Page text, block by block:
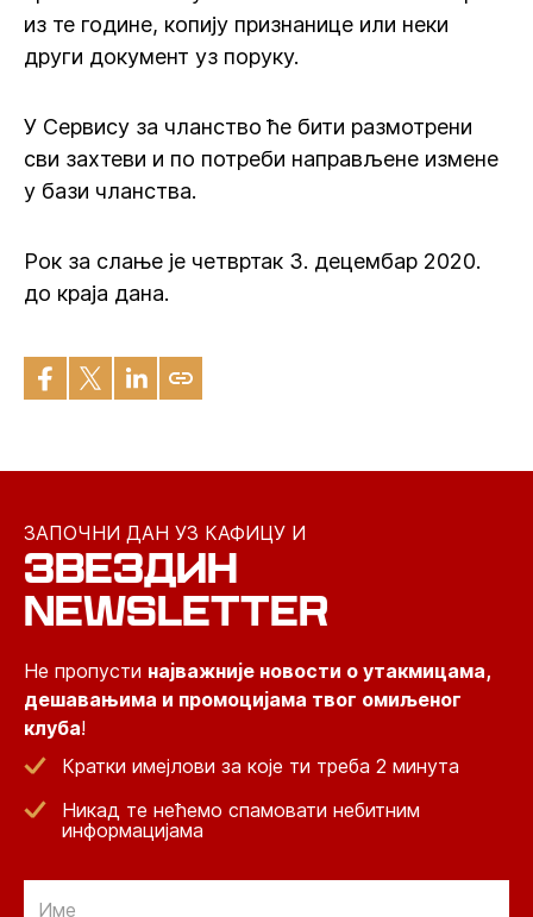
из те године, копију признанице или неки
други документ уз поруку.
У Сервису за чланство ће бити размотрени
сви захтеви и по потреби направљене измене
у бази чланства.
Рок за слање је четвртак 3. децембар 2020.
до краја дана.
ЗАПОЧНИ ДАН УЗ КАФИЦУ И
ЗВЕЗДИН
NEWSLETTER
Не пропусти најважније новости о утакмицама,
дешавањима и промоцијама твог омиљеног
клуба!
Кратки имејлови за које ти треба 2 минута
Никад те нећемо спамовати небитним
информацијама